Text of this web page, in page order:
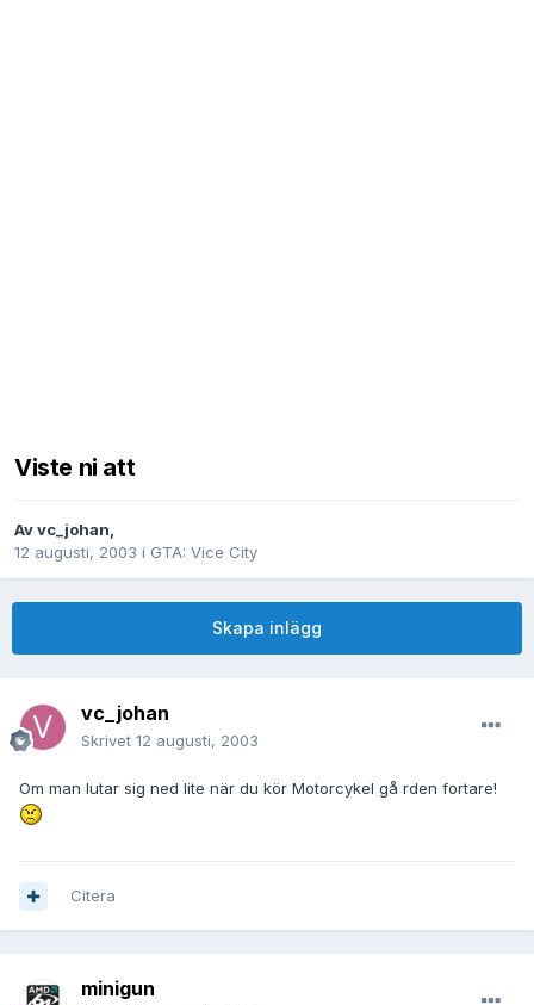
Viste ni att
Avvc_johan,
12 augusti, 2003 i GTA: Vice City
Skapa inlägg
vc_johan
Skrivet 12 augusti, 2003
Om man lutar sig ned lite när du kör Motorcykel gå rden fortare!
Citera
minigun